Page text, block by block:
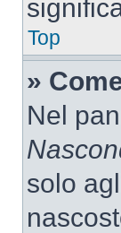
Top
»
Nel
solo